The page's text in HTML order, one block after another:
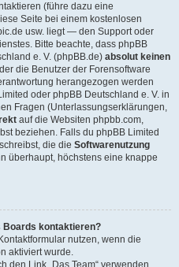
(führe dazu eine
Seite bei einem kostenlosen
usw. liegt — den Support oder
Bitte beachte, dass phpBB
e. V. (phpBB.de) absolut keinen
die Benutzer der Forensoftware
herangezogen werden
oder phpBB Deutschland e. V. in
Fragen (Unterlassungserklärungen,
auf die Websiten phpbb.com,
beziehen. Falls du phpBB Limited
die die Softwarenutzung
überhaupt, höchstens eine knappe
Boards kontaktieren?
nutzen, wenn die
aktiviert wurde.
den Link „Das Team“ verwenden.